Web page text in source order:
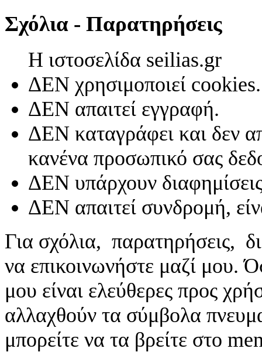
Σχόλια - Παρατηρήσεις
Η ιστοσελίδα seilias.gr
ΔΕΝ χρησιμοποιεί cookies.
ΔΕΝ απαιτεί εγγραφή.
ΔΕΝ καταγράφει και δεν
κανένα προσωπικό σας
ΔΕΝ υπάρχουν
ΔΕΝ απαιτεί συνδρομή,
Για σχόλια, παρατηρήσεις,
να επικοινωνήστε μαζί μου.
μου είναι ελεύθερες προς
αλλαχθούν τα σύμβολα
μπορείτε να τα βρείτε στο